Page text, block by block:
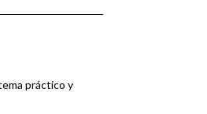
práctico y